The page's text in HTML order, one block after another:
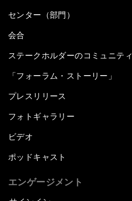
センター（部門）
会合
ステークホルダーのコミュニティ
「フォーラム・ストーリー」
プレスリリース
フォトギャラリー
ビデオ
ポッドキャスト
エンゲージメント